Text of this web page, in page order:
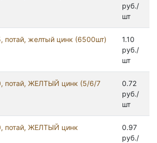
руб./
шт
желтый цинк (6500шт)
1.10
руб./
шт
потай, ЖЕЛТЫЙ цинк (5/6/7
0.72
руб./
шт
потай, ЖЕЛТЫЙ цинк
0.97
руб./